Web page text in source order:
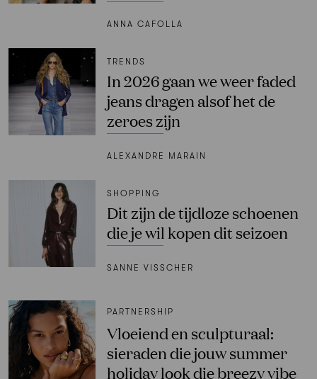
ANNA CAFOLLA
TRENDS
In 2026 gaan we weer faded
jeans dragen alsof het de
zeroes zijn
ALEXANDRE MARAIN
SHOPPING
Dit zijn de tijdloze schoenen
die je wil kopen dit seizoen
SANNE VISSCHER
PARTNERSHIP
Vloeiend en sculpturaal:
sieraden die jouw summer
holiday look die breezy vibe